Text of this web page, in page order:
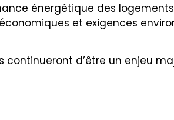
énergétique des
et exigences
continueront d’être un enjeu